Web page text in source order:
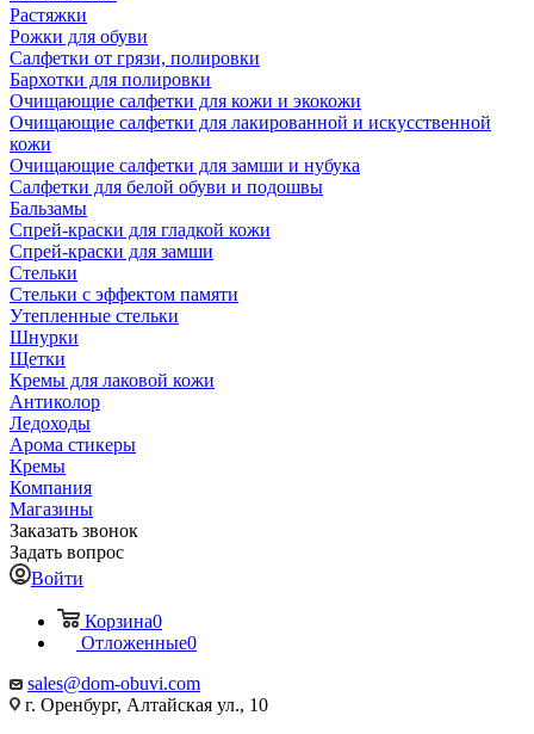
Растяжки
Рожки для обуви
Салфетки от грязи, полировки
Бархотки для полировки
Очищающие салфетки для кожи и экокожи
Очищающие салфетки для лакированной и искусственной
кожи
Очищающие салфетки для замши и нубука
Салфетки для белой обуви и подошвы
Бальзамы
Спрей-краски для гладкой кожи
Спрей-краски для замши
Стельки
Стельки с эффектом памяти
Утепленные стельки
Шнурки
Щетки
Кремы для лаковой кожи
Антиколор
Ледоходы
Арома стикеры
Кремы
Компания
Магазины
Заказать звонок
Задать вопрос
Войти
Корзина0
Отложенные0
sales@dom-obuvi.com
г. Оренбург, Алтайская ул., 10